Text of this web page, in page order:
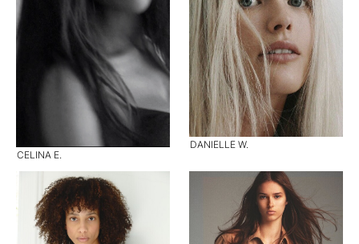
CELINA E.
DANIELLE W.